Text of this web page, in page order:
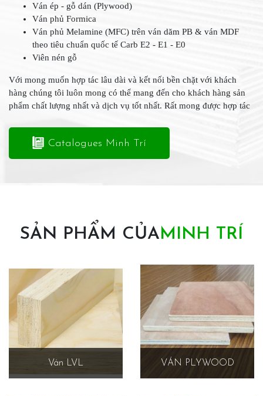
Ván ép - gỗ dán (Plywood)
Ván phủ Formica
Ván phủ Melamine (MFC) trên ván dăm PB & ván MDF
theo tiêu chuẩn quốc tế Carb E2 - E1 - E0
Viên nén gỗ
Với mong muốn hợp tác lâu dài và kết nối bền chặt với khách
hàng chúng tôi luôn mong có thể mang đến cho khách hàng sản
phẩm chất lượng nhất và dịch vụ tốt nhất. Rất mong được hợp tác
Catalogues Minh Trí
SẢN PHẨM CỦAMINH TRÍ
Ván LVL VÁN PLYWOOD